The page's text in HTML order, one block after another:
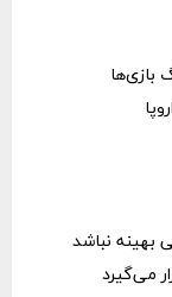
بازی‌ها
بهینه نباشد
می‌گیرد